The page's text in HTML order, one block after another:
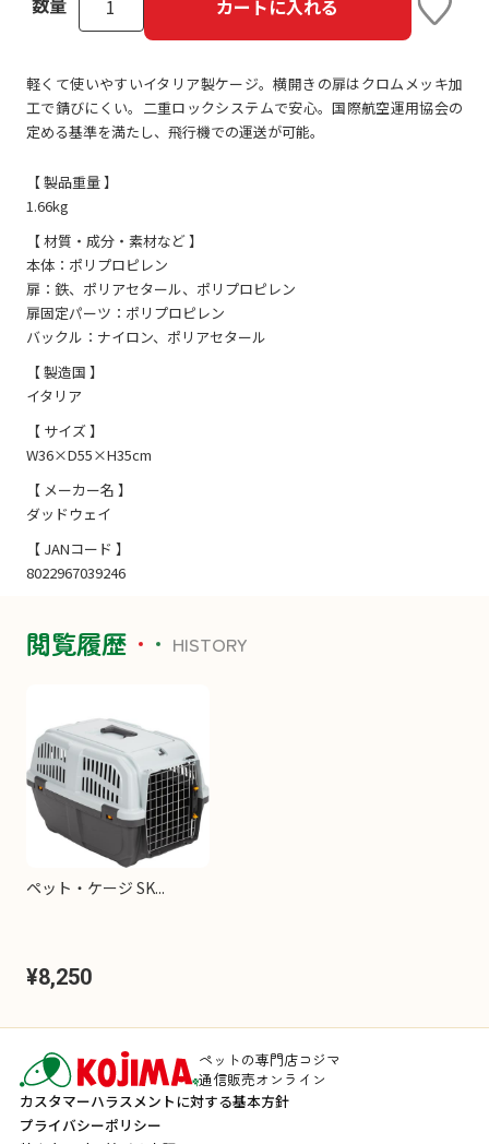
カートに入れる
軽くて使いやすいイタリア製ケージ。横開きの扉はクロムメッキ加
工で錆びにくい。二重ロックシステムで安心。国際航空運用協会の
定める基準を満たし、飛行機での運送が可能。
【 製品重量 】
1.66kg
【 材質・成分・素材など 】
本体：ポリプロピレン
扉：鉄、ポリアセタール、ポリプロピレン
扉固定パーツ：ポリプロピレン
バックル：ナイロン、ポリアセタール
【 製造国 】
イタリア
【 サイズ 】
W36×D55×H35cm
【 メーカー名 】
ダッドウェイ
【 JANコード 】
8022967039246
閲覧履歴 HISTORY
ペット・ケージ SK...
¥8,250
ペットの専門店コジマ
通信販売オンライン
カスタマーハラスメントに対する基本方針
プライバシーポリシー